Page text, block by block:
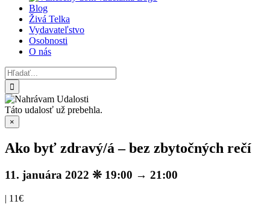
Blog
Živá Telka
Vydavateľstvo
Osobnosti
O nás
Hľadať:
Táto udalosť už prebehla.
×
Ako byť zdravý/á – bez zbytočných rečí
11. januára 2022 ❊ 19:00 → 21:00
| 11€